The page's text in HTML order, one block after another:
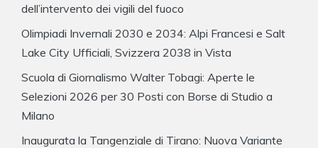
dell’intervento dei vigili del fuoco
Olimpiadi Invernali 2030 e 2034: Alpi Francesi e Salt
Lake City Ufficiali, Svizzera 2038 in Vista
Scuola di Giornalismo Walter Tobagi: Aperte le
Selezioni 2026 per 30 Posti con Borse di Studio a
Milano
Inaugurata la Tangenziale di Tirano: Nuova Variante